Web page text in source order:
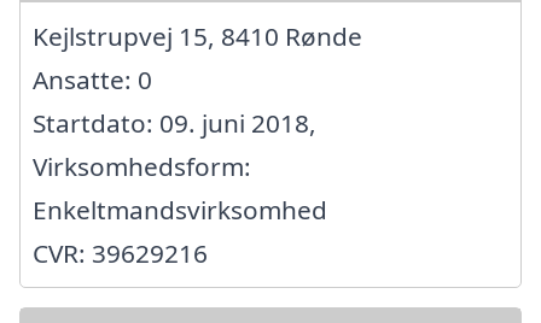
Kejlstrupvej 15, 8410 Rønde
Ansatte: 0
Startdato: 09. juni 2018,
Virksomhedsform:
Enkeltmandsvirksomhed
CVR: 39629216